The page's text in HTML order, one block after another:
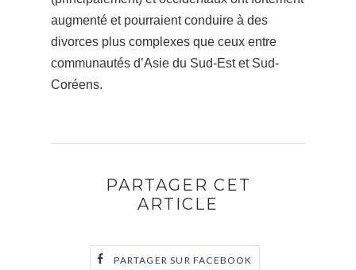
augmenté et pourraient conduire à des
divorces plus complexes que ceux entre
communautés d’Asie du Sud-Est et Sud-
Coréens.
PARTAGER CET
ARTICLE
PARTAGER SUR FACEBOOK